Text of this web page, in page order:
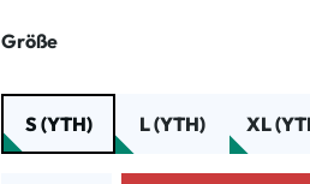
Größeauswählen
S (YTH) L (YTH) XL